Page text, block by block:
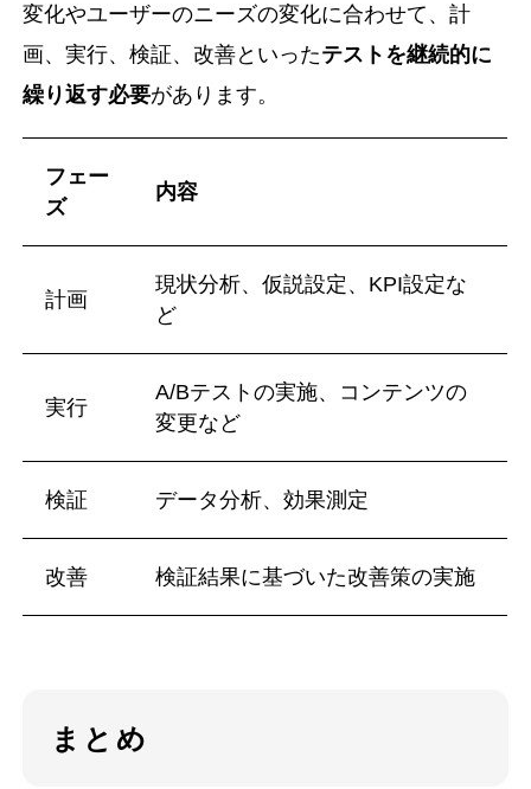
変化やユーザーのニーズの変化に合わせて、計
画、実行、検証、改善といったテストを継続的に
繰り返す必要があります。
フェー
ズ
内容
計画
現状分析、仮説設定、KPI設定な
ど
実行
A/Bテストの実施、コンテンツの
変更など
検証 データ分析、効果測定
改善 検証結果に基づいた改善策の実施
まとめ